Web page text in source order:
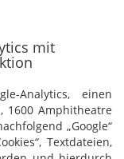
mit
Analytics, einen
1600 Amphitheatre
„Google“
Textdateien,